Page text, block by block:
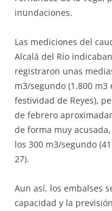
inundaciones.
Las mediciones del
Alcalá del Río
registraron unas
m3/segundo (1.800 m3
festividad de Reyes),
de febrero
de forma muy
los 300 m3/segundo
27).
Aun así, los embalses
capacidad y la